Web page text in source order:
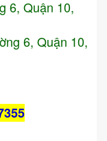
6, Quận 10,
6, Quận 10,